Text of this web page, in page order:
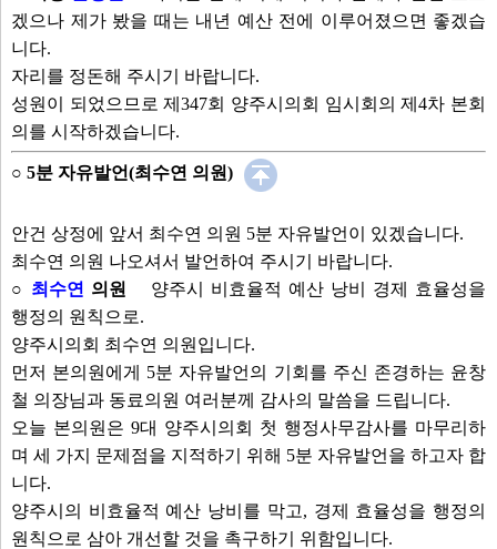
겠으나 제가 봤을 때는 내년 예산 전에 이루어졌으면 좋겠습
니다.
자리를 정돈해 주시기 바랍니다.
성원이 되었으므로 제347회 양주시의회 임시회의 제4차 본회
의를 시작하겠습니다.
○ 5분 자유발언(최수연 의원)
안건 상정에 앞서 최수연 의원 5분 자유발언이 있겠습니다.
최수연 의원 나오셔서 발언하여 주시기 바랍니다.
○ 최수연 의원
양주시 비효율적 예산 낭비 경제 효율성을
행정의 원칙으로.
양주시의회 최수연 의원입니다.
먼저 본의원에게 5분 자유발언의 기회를 주신 존경하는 윤창
철 의장님과 동료의원 여러분께 감사의 말씀을 드립니다.
오늘 본의원은 9대 양주시의회 첫 행정사무감사를 마무리하
며 세 가지 문제점을 지적하기 위해 5분 자유발언을 하고자 합
니다.
양주시의 비효율적 예산 낭비를 막고, 경제 효율성을 행정의
원칙으로 삼아 개선할 것을 촉구하기 위함입니다.